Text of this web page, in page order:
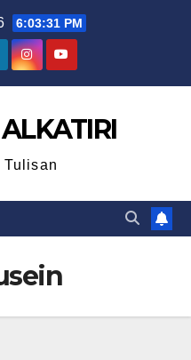
6:03:32 PM
Tulisan